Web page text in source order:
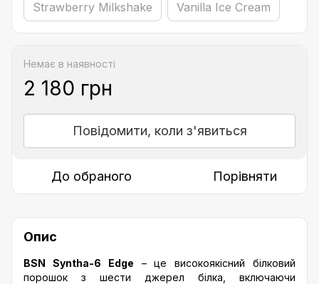
Strawberry Milkshake Vanilla Ice Cream
Немає в наявності
2 180 грн
Повідомити, коли з'явиться
До обраного Порівняти
Опис
BSN Syntha-6 Edge – це високоякісний білковий
порошок з шести джерел білка, включаючи